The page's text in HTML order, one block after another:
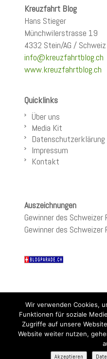
Kreuzfahrt Blog
Hans Stieger
Münchwilerstrasse 19
4332 Stein/AG / Schweiz
info@kreuzfahrtblog.ch
www.kreuzfahrtblog.ch
Quicklinks
Über uns
Media Kit
Datenschutzerklärung
Impressum
Kontakt
Auszeichnungen
Gewinner des
Gewinner des
Wir verwenden Cookies,
Funktionen für soziale
Zugriffe auf unsere
Website weiter nutzen,
Akzeptieren